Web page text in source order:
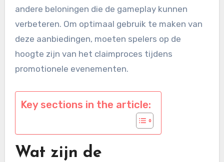
andere beloningen die de gameplay kunnen
verbeteren. Om optimaal gebruik te maken van
deze aanbiedingen, moeten spelers op de
hoogte zijn van het claimproces tijdens
promotionele evenementen.
Key sections in the article:
Wat zijn de